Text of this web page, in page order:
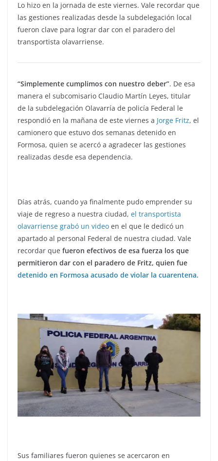
Lo hizo en la jornada de este viernes. Vale recordar que
las gestiones realizadas desde la subdelegación local
fueron clave para lograr dar con el paradero del
transportista olavarriense.
“Simplemente cumplimos con nuestro deber”. De esa
manera el subcomisario Claudio Martín Leyes, titular
de la subdelegación Olavarría de policía Federal le
respondió en la mañana de este viernes a Jorge Fritz, el
camionero que estuvo dos semanas detenido en
Formosa, quien se acercó a agradecer las gestiones
realizadas desde esa dependencia.
Días atrás, cuando ya finalmente pudo emprender su
viaje de regreso a nuestra ciudad, el transportista
olavarriense grabó un video en el que le dedicó un
apartado al personal Federal de nuestra ciudad. Vale
recordar que fueron efectivos de esa fuerza los que
permitieron dar con el paradero de Fritz, quien fue
detenido en Formosa acusado de violar la cuarentena.
Sus familiares fueron quienes se acercaron en